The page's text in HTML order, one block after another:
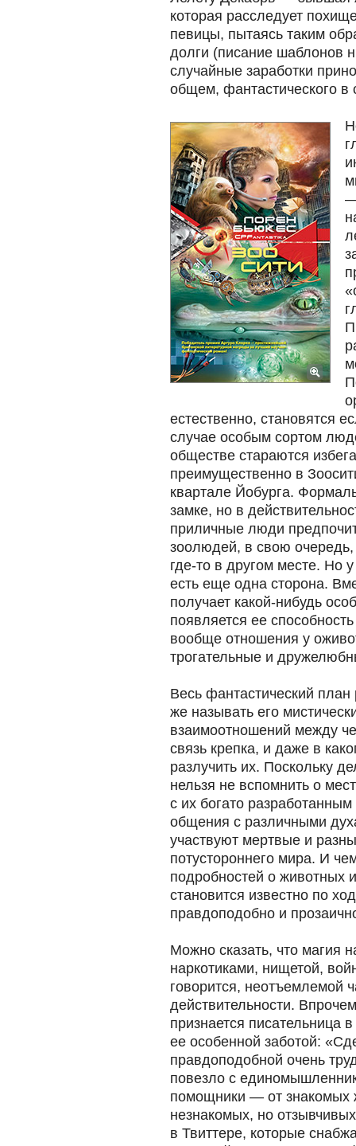
которая расследует
певицы, пытаясь таким
долги (писание шаблонов
случайные заработки
общем, фантастического в
—
естественно, становятся
случае особым сортом
обществе стараются
преимущественно в
квартале Йобурга.
замке, но в
приличные люди
зоолюдей, в свою очередь,
где-то в другом месте. Но
есть еще одна сторона.
получает какой-нибудь
появляется ее
вообще отношения у
трогательные и
Весь фантастический
же называть его
взаимоотношений между
связь крепка, и даже в
разлучить их. Поскольку
нельзя не вспомнить о
с их богато
общения с различными
участвуют мертвые и
потустороннего мира. И
подробностей о животных
становится известно по
правдоподобно и
Можно сказать, что магия
наркотиками, нищетой,
говорится, неотъемлемой
действительности.
признается писательница
ее особенной заботой:
правдоподобной очень
повезло с
помощники — от знакомых
незнакомых, но
в Твиттере, которые